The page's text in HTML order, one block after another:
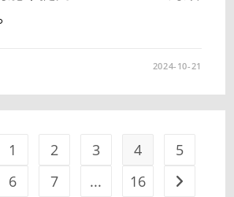
2024-10-21
previous page
1 2 3 4
5
6
7 ... 16 Go to the